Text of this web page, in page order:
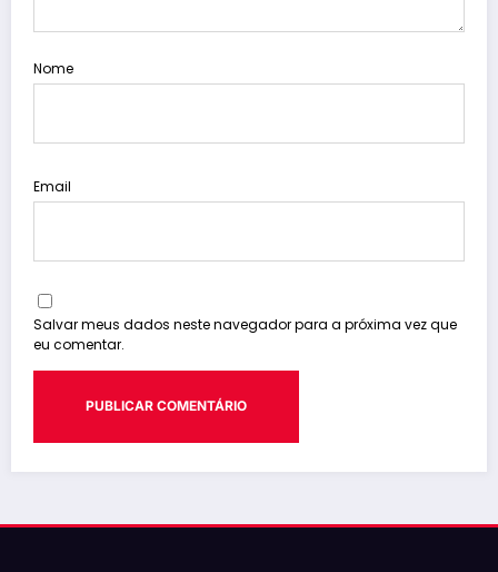
Nome
Email
Salvar meus dados neste navegador para a próxima vez que
eu comentar.